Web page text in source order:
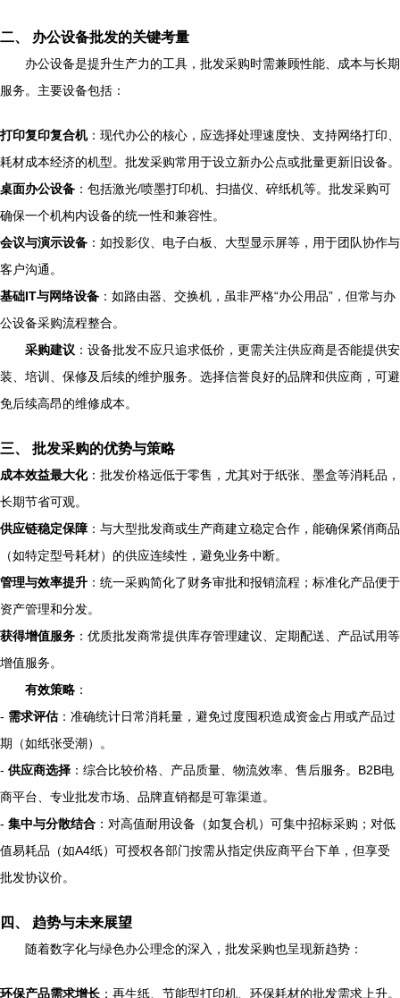
二、 办公设备批发的关键考量
办公设备是提升生产力的工具，批发采购时需兼顾性能、成本与长期
服务。主要设备包括：
打印复印复合机：现代办公的核心，应选择处理速度快、支持网络打印、
耗材成本经济的机型。批发采购常用于设立新办公点或批量更新旧设备。
桌面办公设备 ：包括激光/喷墨打印机、扫描仪、碎纸机等。批发采购可
确保一个机构内设备的统一性和兼容性。
会议与演示设备 ：如投影仪、电子白板、大型显示屏等，用于团队协作与
客户沟通。
基础IT与网络设备 ：如路由器、交换机，虽非严格“办公用品”，但常与办
公设备采购流程整合。
采购建议 ：设备批发不应只追求低价，更需关注供应商是否能提供安
装、培训、保修及后续的维护服务。选择信誉良好的品牌和供应商，可避
免后续高昂的维修成本。
三、 批发采购的优势与策略
成本效益最大化：批发价格远低于零售，尤其对于纸张、墨盒等消耗品，
长期节省可观。
供应链稳定保障 ：与大型批发商或生产商建立稳定合作，能确保紧俏商品
（如特定型号耗材）的供应连续性，避免业务中断。
管理与效率提升 ：统一采购简化了财务审批和报销流程；标准化产品便于
资产管理和分发。
获得增值服务 ：优质批发商常提供库存管理建议、定期配送、产品试用等
增值服务。
有效策略 ：
- 需求评估：准确统计日常消耗量，避免过度囤积造成资金占用或产品过
期（如纸张受潮）。
- 供应商选择 ：综合比较价格、产品质量、物流效率、售后服务。B2B电
商平台、专业批发市场、品牌直销都是可靠渠道。
- 集中与分散结合 ：对高值耐用设备（如复合机）可集中招标采购；对低
值易耗品（如A4纸）可授权各部门按需从指定供应商平台下单，但享受
批发协议价。
四、 趋势与未来展望
随着数字化与绿色办公理念的深入，批发采购也呈现新趋势：
环保产品需求增长 ：再生纸、节能型打印机、环保耗材的批发需求上升。